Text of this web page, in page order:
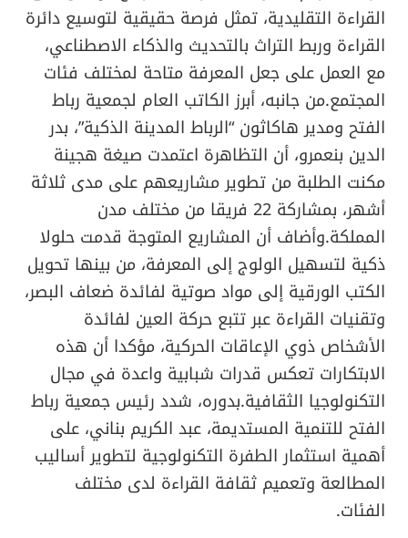
القراءة التقليدية، تمثل فرصة حقيقية لتوسيع دائرة
القراءة وربط التراث بالتحديث والذكاء الاصطناعي،
مع العمل على جعل المعرفة متاحة لمختلف فئات
المجتمع.من جانبه، أبرز الكاتب العام لجمعية رباط
الفتح ومدير هاكاثون “الرباط المدينة الذكية”، بدر
الدين بنعمرو، أن التظاهرة اعتمدت صيغة هجينة
مكنت الطلبة من تطوير مشاريعهم على مدى ثلاثة
أشهر، بمشاركة 22 فريقا من مختلف مدن
المملكة.وأضاف أن المشاريع المتوجة قدمت حلولا
ذكية لتسهيل الولوج إلى المعرفة، من بينها تحويل
الكتب الورقية إلى مواد صوتية لفائدة ضعاف البصر،
وتقنيات القراءة عبر تتبع حركة العين لفائدة
الأشخاص ذوي الإعاقات الحركية، مؤكدا أن هذه
الابتكارات تعكس قدرات شبابية واعدة في مجال
التكنولوجيا الثقافية.بدوره، شدد رئيس جمعية رباط
الفتح للتنمية المستديمة، عبد الكريم بناني، على
أهمية استثمار الطفرة التكنولوجية لتطوير أساليب
المطالعة وتعميم ثقافة القراءة لدى مختلف
الفئات.